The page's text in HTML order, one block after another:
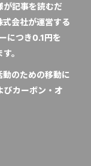
記事を読むだ
会社が運営する
につき0.1円を
。
のための移動に
びカーボン・オ